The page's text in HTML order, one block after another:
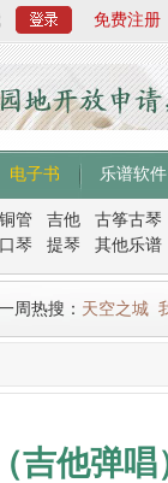
免费注册
电子书 乐谱软件
铜管 吉他
古筝古琴
口琴 提琴 其他乐谱
周热搜： 天空之城
吉他弹唱